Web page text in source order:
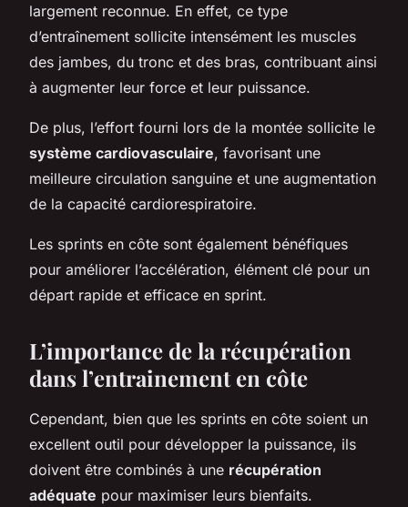
largement reconnue. En effet, ce type
d’entraînement sollicite intensément les muscles
des jambes, du tronc et des bras, contribuant ainsi
à augmenter leur force et leur puissance.
De plus, l’effort fourni lors de la montée sollicite le
système cardiovasculaire, favorisant une
meilleure circulation sanguine et une augmentation
de la capacité cardiorespiratoire.
Les sprints en côte sont également bénéfiques
pour améliorer l’accélération, élément clé pour un
départ rapide et efficace en sprint.
L’importance de la récupération
dans l’entrainement en côte
Cependant, bien que les sprints en côte soient un
excellent outil pour développer la puissance, ils
doivent être combinés à une récupération
adéquate pour maximiser leurs bienfaits.